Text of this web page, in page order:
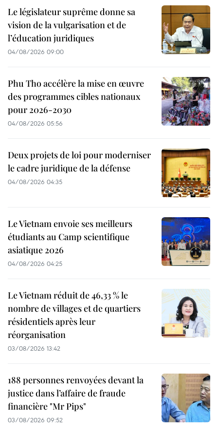
Le législateur suprême donne sa
vision de la vulgarisation et de
l’éducation juridiques
04/08/2026 09:00
Phu Tho accélère la mise en œuvre
des programmes cibles nationaux
pour 2026-2030
04/08/2026 05:56
Deux projets de loi pour moderniser
le cadre juridique de la défense
04/08/2026 04:35
Le Vietnam envoie ses meilleurs
étudiants au Camp scientifique
asiatique 2026
04/08/2026 04:25
Le Vietnam réduit de 46,33 % le
nombre de villages et de quartiers
résidentiels après leur
réorganisation
03/08/2026 13:42
188 personnes renvoyées devant la
justice dans l’affaire de fraude
financière "Mr Pips"
03/08/2026 09:52